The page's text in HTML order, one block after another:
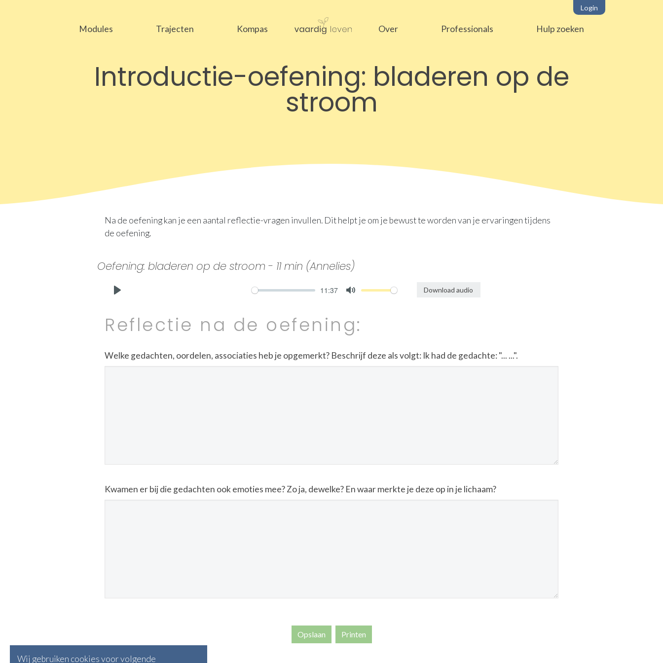
Login
Modules Trajecten Kompas Over Professionals Hulp zoeken
Introductie-oefening: bladeren op de
stroom
Na de oefening kan je een aantal reflectie-vragen invullen. Dit helpt je om je bewust te worden van je ervaringen tijdens
de oefening.
Oefening: bladeren op de stroom - 11 min (Annelies)
11:37 Download audio
Reflectie na de oefening:
Welke gedachten, oordelen, associaties heb je opgemerkt? Beschrijf deze als volgt: Ik had de gedachte: "... ...".
Kwamen er bij die gedachten ook emoties mee? Zo ja, dewelke? En waar merkte je deze op in je lichaam?
Opslaan
Wij gebruiken cookies voor volgende